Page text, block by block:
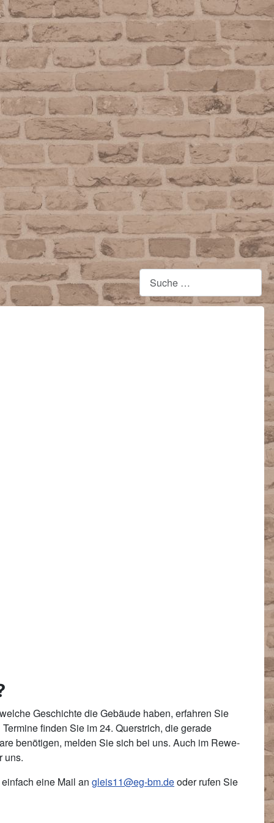
Geschichte die Gebäude haben, erfahren Sie
finden Sie im 24. Querstrich, die gerade
benötigen, melden Sie sich bei uns. Auch im Rewe-
uns.
eine Mail an gleis11@eg-bm.deoder rufen Sie